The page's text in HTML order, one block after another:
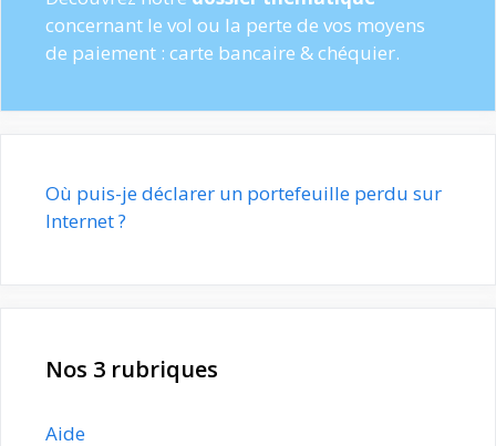
concernant le vol ou la perte de vos moyens
de paiement : carte bancaire & chéquier.
Où puis-je déclarer un portefeuille perdu sur
Internet ?
Nos 3 rubriques
Aide